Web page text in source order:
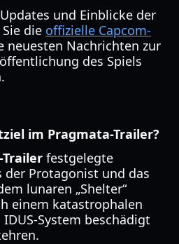
und Einblicke der
die offizielle Capcom-
neuesten Nachrichten zur
des Spiels
im Pragmata-Trailer?
festgelegte
der Protagonist und das
lunaren „Shelter“
einem katastrophalen
System beschädigt